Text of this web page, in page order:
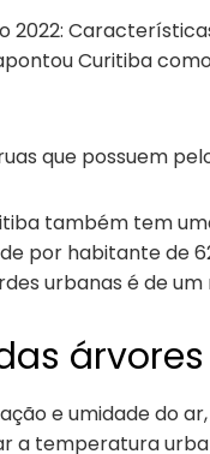
2022:
Curitiba
que possuem
também tem
por habitante de
urbanas é de
e umidade do
a temperatura